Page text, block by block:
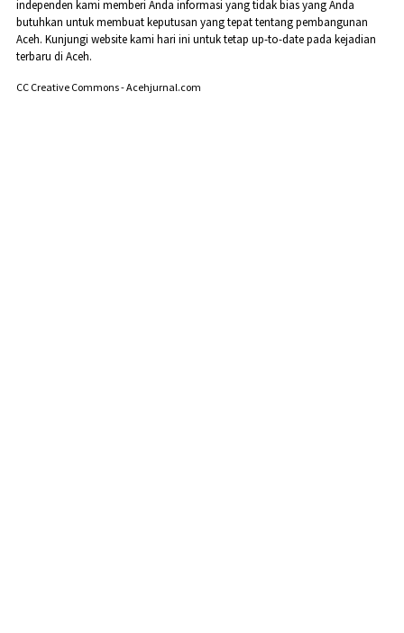
independen kami memberi Anda informasi yang tidak bias yang Anda
butuhkan untuk membuat keputusan yang tepat tentang pembangunan
Aceh. Kunjungi website kami hari ini untuk tetap up-to-date pada kejadian
terbaru di Aceh.
CC Creative Commons - Acehjurnal.com